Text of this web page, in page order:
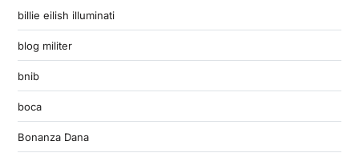
billie eilish illuminati
blog militer
bnib
boca
Bonanza Dana